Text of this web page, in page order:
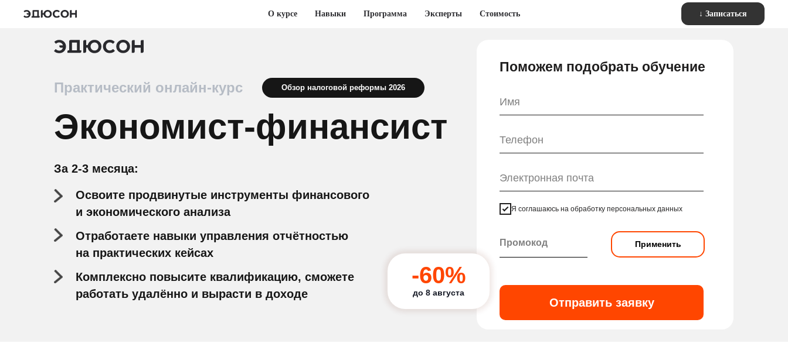
О курсе Навыки Программа Эксперты Стоимость ↓ Записаться
Экономист-финансист
Практический онлайн-курс
Освоите продвинутые инструменты финансового
и экономического анализа
Отработаете навыки управления отчётностью
на практических кейсах
Я соглашаюсь на обработку персональных данных
Отправить заявку
Применить
Поможем подобрать обучение
Комплексно повысите квалификацию, сможете
работать удалённо и вырасти в доходе
За 2-3 месяца:
Обзор налоговой реформы 2026
-60%
до 8 августа